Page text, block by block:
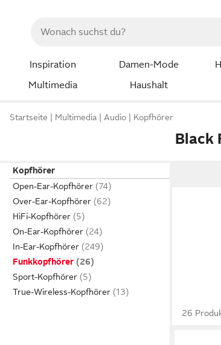
Inspiration Damen-Mode
Multimedia
Haushalt
Startseite Multimedia Audio Kopfhörer
Black
Kopfhörer
Open-Ear-Kopfhörer
Over-Ear-Kopfhörer
HiFi-Kopfhörer
On-Ear-Kopfhörer
In-Ear-Kopfhörer
Funkkopfhörer
Sport-Kopfhörer
True-Wireless-Kopfhörer
26